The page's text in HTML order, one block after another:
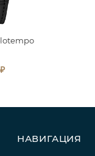
₽
НАВИГАЦИЯ